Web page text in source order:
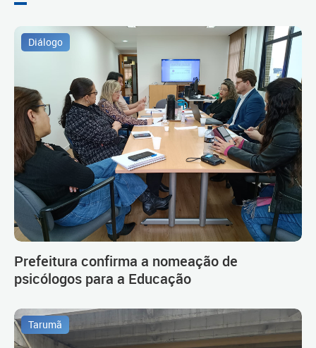
Diálogo
Prefeitura confirma a nomeação de
psicólogos para a Educação
Tarumã